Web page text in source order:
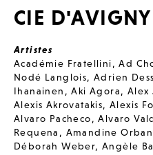
CIE D'AVIGNY
Artistes
Académie Fratellini,Ad
Nodé Langlois,Adrien
Ihanainen ,Aki Agora, Alex
Alexis Akrovatakis,Alexis
Alvaro Pacheco,Alvaro
Requena , Amandine
Déborah Weber,Angèle